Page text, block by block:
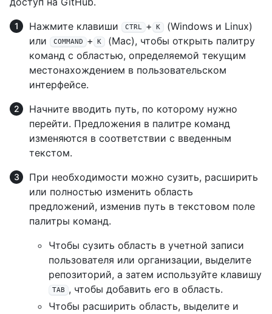
Нажмите клавиши
CTRL + K
(Windows и Linux)
или
COMMAND + K
(Mac), чтобы открыть палитру
команд с областью, определяемой текущим
местонахождением в пользовательском
интерфейсе.
Начните вводить путь, по которому нужно
перейти. Предложения в палитре команд
изменяются в соответствии с введенным
текстом.
При необходимости можно сузить, расширить
или полностью изменить область
предложений, изменив путь в текстовом поле
палитры команд.
Чтобы сузить область в учетной записи
пользователя или организации, выделите
репозиторий, а затем используйте клавишу
TAB
, чтобы добавить его в область.
Чтобы расширить область, выделите и